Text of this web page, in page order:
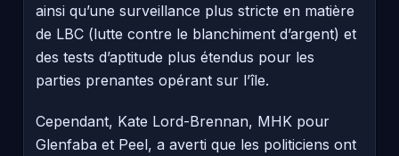
ainsi qu’une surveillance plus stricte en matière
de LBC (lutte contre le blanchiment d’argent) et
des tests d’aptitude plus étendus pour les
parties prenantes opérant sur l’île.
Cependant, Kate Lord-Brennan, MHK pour
Glenfaba et Peel, a averti que les politiciens ont